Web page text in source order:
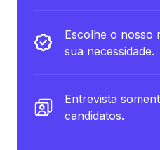
Escolhe o nosso
sua necessidade.
Entrevista
candidatos.